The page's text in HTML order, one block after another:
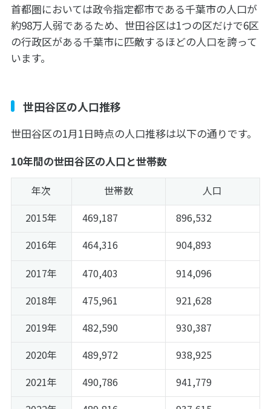
首都圏においては政令指定都市である千葉市の人口が
約98万人弱であるため、世田谷区は1つの区だけで6区
の行政区がある千葉市に匹敵するほどの人口を誇って
います。
世田谷区の人口推移
世田谷区の1月1日時点の人口推移は以下の通りです。
10年間の世田谷区の人口と世帯数
年次 世帯数
人口
2015年
469,187
896,532
2016年
464,316
904,893
2017年
470,403
914,096
2018年
475,961
921,628
2019年
482,590
930,387
2020年
489,972
938,925
2021年
490,786
941,779